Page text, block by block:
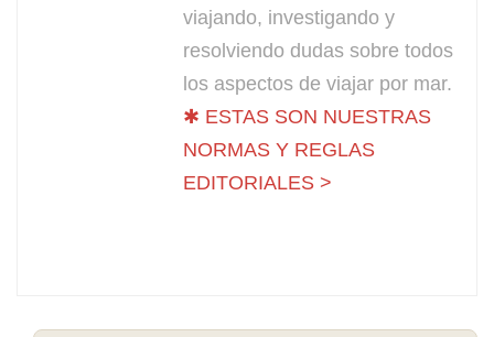
viajando, investigando y
resolviendo dudas sobre todos
los aspectos de viajar por mar.
✱ ESTAS SON NUESTRAS
NORMAS Y REGLAS
EDITORIALES >